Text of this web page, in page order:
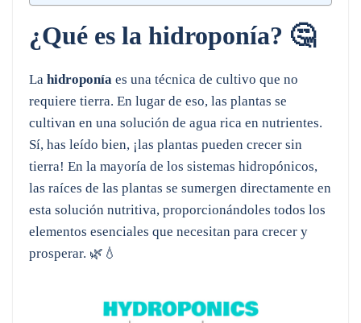
¿Qué es la hidroponía? 🤔
La hidroponía es una técnica de cultivo que no
requiere tierra. En lugar de eso, las plantas se
cultivan en una solución de agua rica en nutrientes.
Sí, has leído bien, ¡las plantas pueden crecer sin
tierra! En la mayoría de los sistemas hidropónicos,
las raíces de las plantas se sumergen directamente en
esta solución nutritiva, proporcionándoles todos los
elementos esenciales que necesitan para crecer y
prosperar. 🌿💧